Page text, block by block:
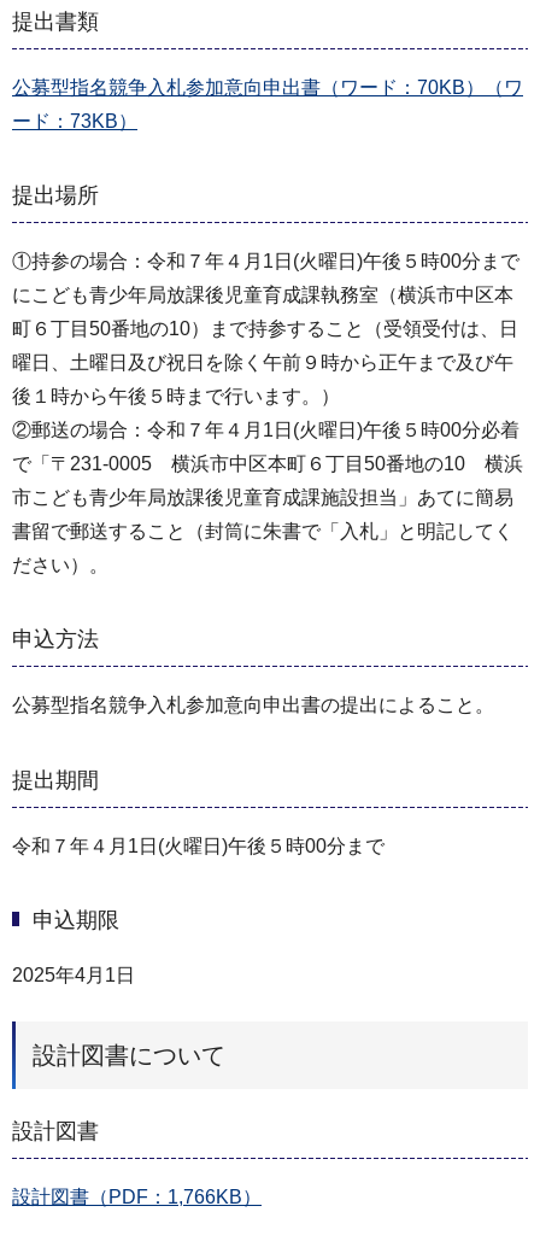
提出書類
公募型指名競争入札参加意向申出書（ワード：70KB）（ワ
ード：73KB）
提出場所
①持参の場合：令和７年４月1日(火曜日)午後５時00分まで
にこども青少年局放課後児童育成課執務室（横浜市中区本
町６丁目50番地の10）まで持参すること（受領受付は、日
曜日、土曜日及び祝日を除く午前９時から正午まで及び午
後１時から午後５時まで行います。）
②郵送の場合：令和７年４月1日(火曜日)午後５時00分必着
で「〒231-0005 横浜市中区本町６丁目50番地の10 横浜
市こども青少年局放課後児童育成課施設担当」あてに簡易
書留で郵送すること（封筒に朱書で「入札」と明記してく
ださい）。
申込方法
公募型指名競争入札参加意向申出書の提出によること。
提出期間
令和７年４月1日(火曜日)午後５時00分まで
申込期限
2025年4月1日
設計図書について
設計図書
設計図書（PDF：1,766KB）